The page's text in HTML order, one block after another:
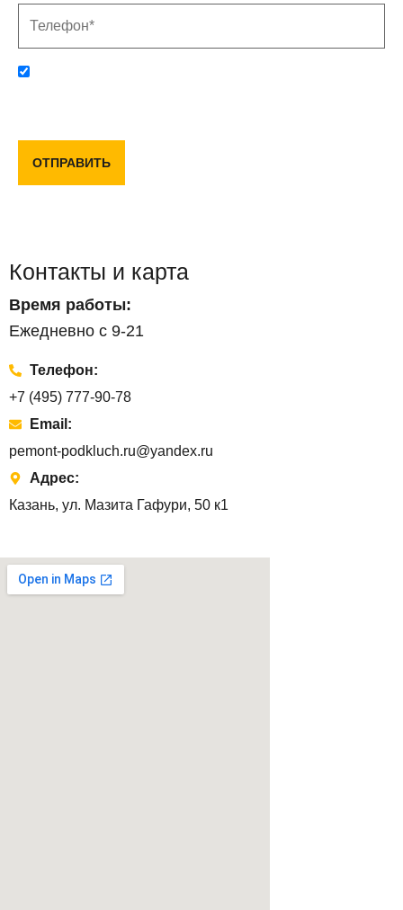
ОТПРАВИТЬ
Контакты и карта
Время работы:
Ежедневно с 9-21
Телефон:
+7 (495) 777-90-78
Email:
pemont-podkluch.ru@yandex.ru
Адрес:
Казань, ул. Мазита Гафури, 50 к1